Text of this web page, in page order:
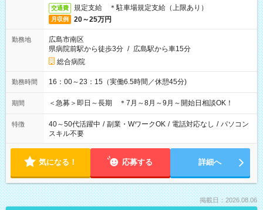
交通費 規定支給 ＊駐車場規定支給（上限あり）
月収例 20～25万円
勤務地
広島市南区
県病院前駅から徒歩3分 / 広島駅から車15分
総合病院
勤務時間 16：00～23：15（実働6.5時間／休憩45分)
期間 ＜急募＞即日～長期 ＊7月～8月～9月～開始日相談OK！
特徴 40～50代活躍中 / 副業・WワークOK / 電話対応なし / パソコン
スキル不要
気になる！ 応募する 詳細へ
掲載日：2026.08.06